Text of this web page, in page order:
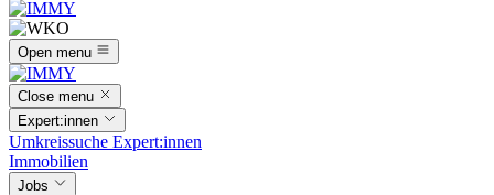
Open menu
Close menu
Expert:innen
Umkreissuche Expert:innen
Immobilien
Jobs